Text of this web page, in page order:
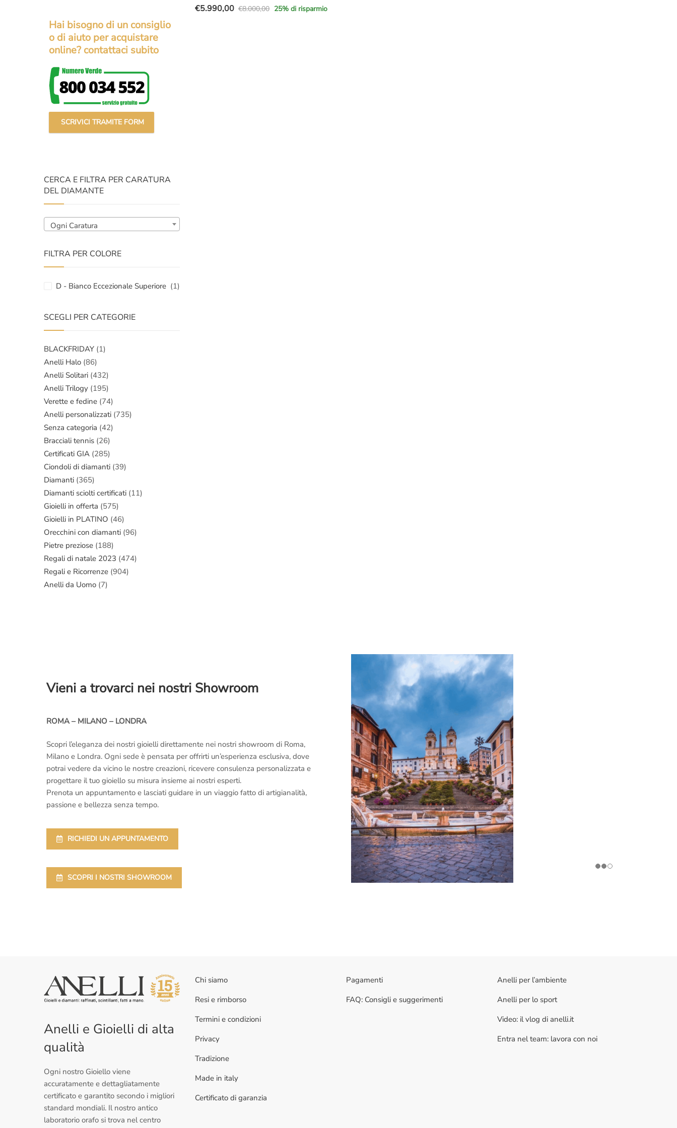
€8.000,00
Il
€5.990,00
Il
25% di risparmio
Hai bisogno di un consiglio
o di aiuto per acquistare
online? contattaci subito
SCRIVICI TRAMITE FORM
CERCA E FILTRA PER CARATURA
DEL DIAMANTE
Ogni Caratura
FILTRA PER COLORE
D - Bianco Eccezionale Superiore (1)
SCEGLI PER CATEGORIE
BLACKFRIDAY (1)
Anelli Halo (86)
Anelli Solitari (432)
Anelli Trilogy (195)
Verette e fedine (74)
Anelli personalizzati (735)
Senza categoria (42)
Bracciali tennis (26)
Certificati GIA (285)
Ciondoli di diamanti (39)
Diamanti (365)
Diamanti sciolti certificati (11)
Gioielli in offerta (575)
Gioielli in PLATINO (46)
Orecchini con diamanti (96)
Pietre preziose (188)
Regali di natale 2023 (474)
Regali e Ricorrenze (904)
Anelli da Uomo (7)
Vieni a trovarci nei nostri Showroom
ROMA – MILANO – LONDRA
Scopri l’eleganza dei nostri gioielli direttamente nei nostri showroom di Roma,
Milano e Londra. Ogni sede è pensata per offrirti un’esperienza esclusiva, dove
potrai vedere da vicino le nostre creazioni, ricevere consulenza personalizzata e
progettare il tuo gioiello su misura insieme ai nostri esperti.
Prenota un appuntamento e lasciati guidare in un viaggio fatto di artigianalità,
passione e bellezza senza tempo.
RICHIEDI UN APPUNTAMENTO
SCOPRI I NOSTRI SHOWROOM
Anelli e Gioielli di alta
qualità
Ogni nostro Gioiello viene
accuratamente e dettagliatamente
certificato e garantito secondo i migliori
standard mondiali. Il nostro antico
laboratorio orafo si trova nel centro
Chi siamo
Resi e rimborso
Termini e condizioni
Privacy
Tradizione
Made in italy
Certificato di garanzia
Pagamenti
FAQ: Consigli e suggerimenti
Anelli per l’ambiente
Anelli per lo sport
Video: il vlog di anelli.it
Entra nel team: lavora con noi